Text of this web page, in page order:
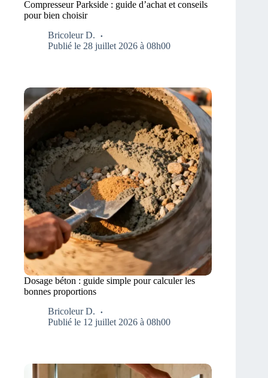
Compresseur Parkside : guide d’achat et conseils
pour bien choisir
Bricoleur D.
Publié le 28 juillet 2026 à 08h00
Dosage béton : guide simple pour calculer les
bonnes proportions
Bricoleur D.
Publié le 12 juillet 2026 à 08h00